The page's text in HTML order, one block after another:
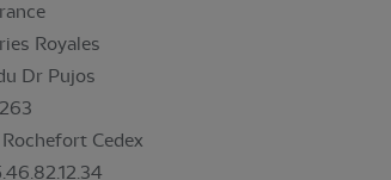
Royales
Dr Pujos
Cedex